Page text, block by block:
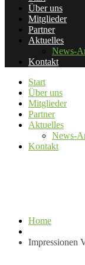
Über uns
Mitglieder
Partner
Aktuelles
News-
Kontakt
Start
Über uns
Mitglieder
Partner
Aktuelles
News-
Kontakt
Home
Impressionen